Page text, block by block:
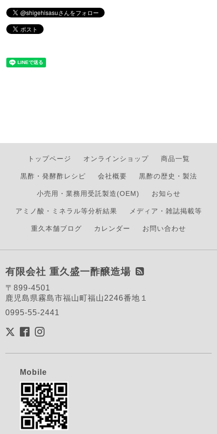
トップページ オンラインショップ 商品一覧
黒酢・発酵酢レシピ 会社概要 黒酢の歴史・製法
小売用・業務用受託製造(OEM) お知らせ
アミノ酸・ミネラル等分析結果 メディア・雑誌掲載等
重久本舗ブログ カレンダー お問い合わせ
有限会社 重久盛一酢醸造場
〒899-4501
鹿児島県霧島市福山町福山2246番地１
0995-55-2441
Mobile